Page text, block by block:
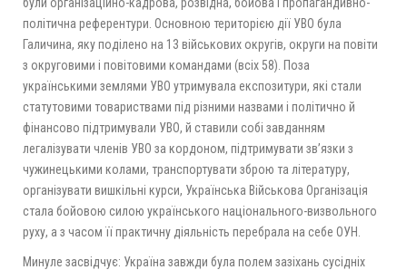
політична референтури. Основною територією дії УВО була
Галичина, яку поділено на 13 військових округів, округи на повіти
з округовими і повітовими командами (всіх 58). Поза
українськими землями УВО утримувала експозитури, які стали
статутовими товариствами під різними назвами і політично й
фінансово підтримували УВО, й ставили собі завданням
легалізувати членів УВО за кордоном, підтримувати зв’язки з
чужинецькими колами, транспортувати зброю та літературу,
організувати вишкільні курси, Українська Військова Організація
стала бойовою силою українського національного-визвольного
руху, а з часом її практичну діяльність перебрала на себе ОУН.
Минуле засвідчує: Україна завжди була полем зазіхань сусідніх